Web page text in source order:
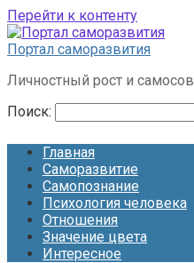
Перейти к контенту
Портал саморазвития
Личностный рост и
Поиск:
Главная
Саморазвитие
Самопознание
Психология человека
Отношения
Значение цвета
Интересное